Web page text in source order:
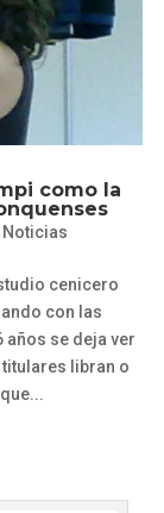
como la
Noticias
cenicero
con las
años se deja ver
libran o